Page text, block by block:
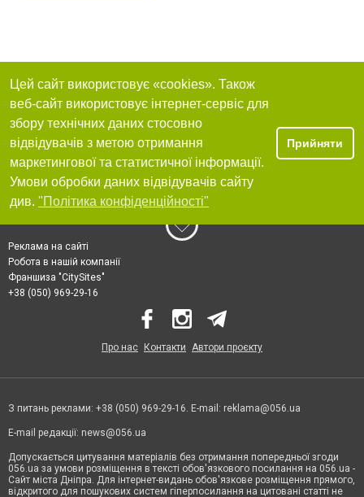
Цей сайт використовує «cookies». Також
веб-сайт використовує інтернет-сервіс для
збору технічних даних стосовно
відвідувачів з метою отримання
маркетингової та статистичної інформації.
Умови обробки даних відвідувачів сайту
див. "Політика конфіденційності"
Прийняти
Реклама на сайті
Робота в нашій компанії
Франшиза "CitySites"
+38 (050) 969-29-16
Про нас Контакти Автори проєкту
З питань реклами: +38 (050) 969-29-16. E-mail: reklama@056.ua
E-mail редакції: news@056.ua
Допускається цитування матеріалів без отримання попередньої згоди
056.ua за умови розміщення в тексті обов'язкового посилання на 056.ua -
Сайт міста Дніпра. Для інтернет-видань обов'язкове розміщення прямого,
відкритого для пошукових систем гіперпосилання на цитовані статті не